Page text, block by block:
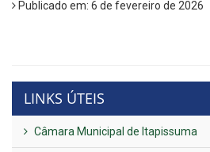
Publicado em: 6 de fevereiro de 2026
LINKS ÚTEIS
Câmara Municipal de Itapissuma